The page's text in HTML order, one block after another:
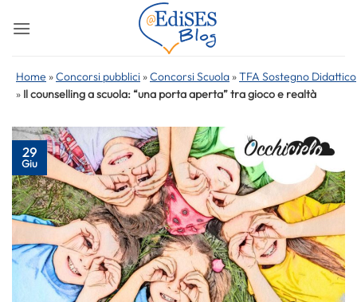
Home »Concorsi pubblici »Concorsi Scuola »TFA Sostegno Didattico
» Il counselling a scuola: “una porta aperta” tra gioco e realtà
29
Giu